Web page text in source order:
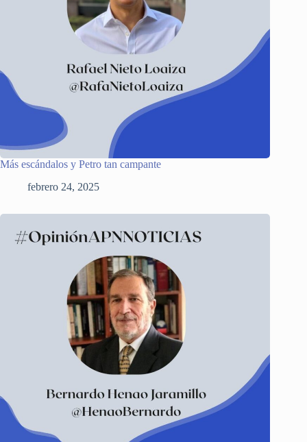
Más escándalos y Petro tan campante
febrero 24, 2025